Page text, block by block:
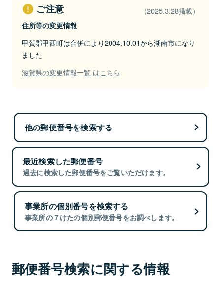
ご注意 （2025.3.28掲載）
住所等の変更情報
甲賀郡甲西町は合併により2004.10.01から湖南市になり
ました
滋賀県の変更情報一覧 はこちら
他の郵便番号を検索する
最近検索した郵便番号
過去に検索した郵便番号をご覧いただけます。
事業所の個別番号を検索する
事業所の７けたの個別郵便番号をお調べします。
郵便番号検索に関する情報